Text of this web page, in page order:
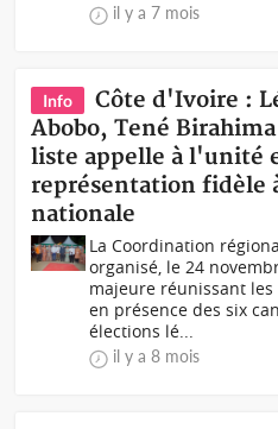
il y a 7 mois
Info
Côte d'Ivoire :
Abobo, Tené
liste appelle à l'unité
représentation fidèle
nationale
La Coordination
organisé, le 24
majeure réunissant
en présence des six
élections lé...
il y a 8 mois